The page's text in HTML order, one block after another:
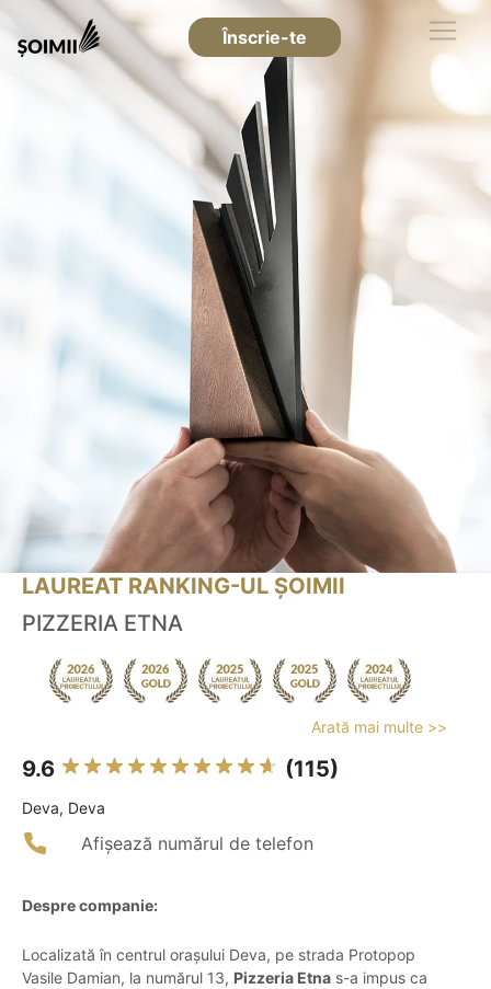
Înscrie-te
LAUREAT RANKING-UL ȘOIMII
PIZZERIA ETNA
Arată mai multe >>
9.6 (115)
Deva, Deva
Afișează numărul de telefon
Despre companie:
Localizată în centrul orașului Deva, pe strada Protopop
Vasile Damian, la numărul 13, Pizzeria Etna s-a impus ca